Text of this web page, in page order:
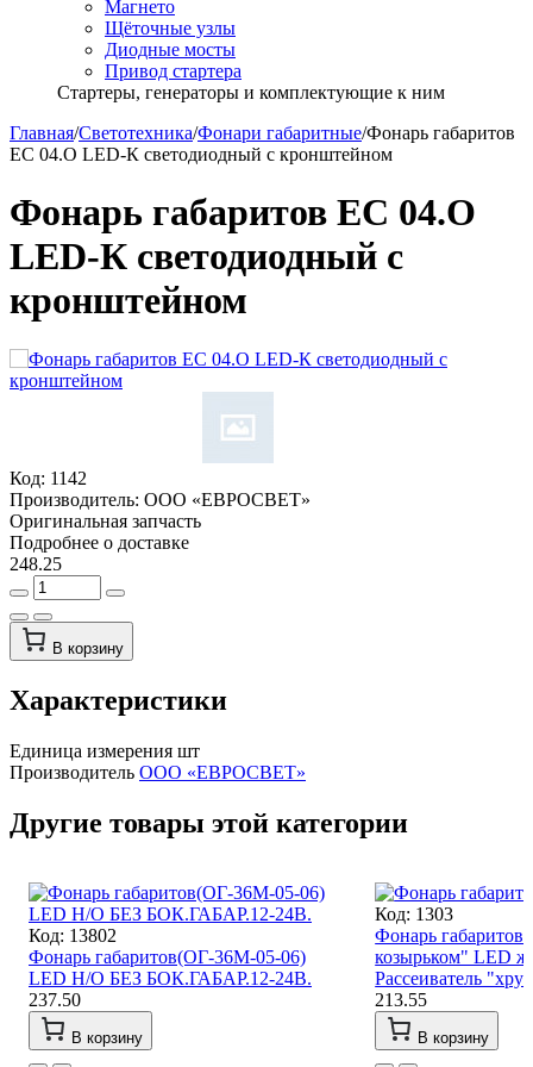
Магнето
Щёточные узлы
Диодные мосты
Привод стартера
Стартеры, генераторы и комплектующие к ним
Главная/Светотехника/Фонари габаритные/Фонарь габаритов
ЕС 04.О LED-К светодиодный с кронштейном
Фонарь габаритов ЕС 04.О
LED-К светодиодный с
кронштейном
Код: 1142
Производитель: ООО «ЕВРОСВЕТ»
Оригинальная запчасть
Подробнее о доставке
248.25
В корзину
Характеристики
Единица измерения шт
Производитель ООО «ЕВРОСВЕТ»
Другие товары этой категории
Код: 13802
Фонарь габаритов(ОГ-36М-05-06)
LED Н/О БЕЗ БОК.ГАБАР.12-24В.
237.50
В корзину
Код: 1303
Фонарь
козырьком" LED
Рассеиватель
213.55
В корзину